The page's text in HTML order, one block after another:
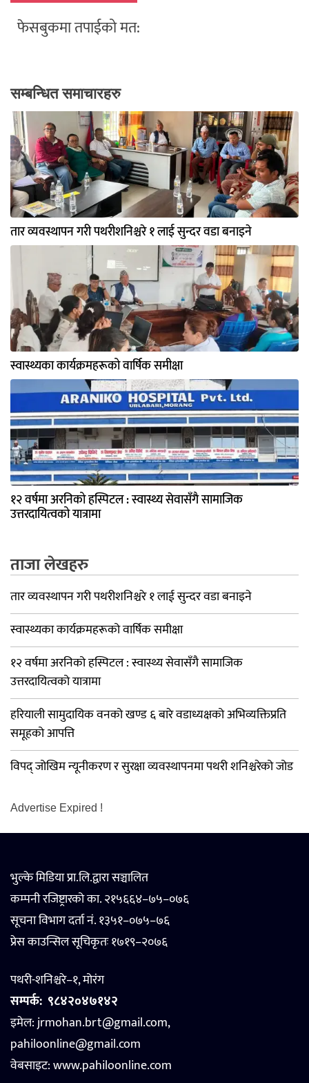
फेसबुकमा तपाईको मत:
सम्बन्धित समाचारहरु
तार व्यवस्थापन गरी पथरीशनिश्चरे १ लाई सुन्दर वडा बनाइने
स्वास्थ्यका कार्यक्रमहरूको वार्षिक समीक्षा
१२ वर्षमा अरनिको हस्पिटल : स्वास्थ्य सेवासँगै सामाजिक
उत्तरदायित्वको यात्रामा
ताजा लेखहरु
तार व्यवस्थापन गरी पथरीशनिश्चरे १ लाई सुन्दर वडा बनाइने
स्वास्थ्यका कार्यक्रमहरूको वार्षिक समीक्षा
१२ वर्षमा अरनिको हस्पिटल : स्वास्थ्य सेवासँगै सामाजिक
उत्तरदायित्वको यात्रामा
हरियाली सामुदायिक वनको खण्ड ६ बारे वडाध्यक्षको अभिव्यक्तिप्रति
समूहको आपत्ति
विपद् जोखिम न्यूनीकरण र सुरक्षा व्यवस्थापनमा पथरी शनिश्चरेको जोड
Advertise Expired !
भुल्के मिडिया प्रा.लि.द्वारा सञ्चालित
कम्पनी रजिष्ट्रारको का. २१५६६४–७५–०७६
सूचना विभाग दर्ता नं. १३५१–०७५–७६
प्रेस काउन्सिल सूचिकृतः १७१९–२०७६
पथरी-शनिश्चरे–१, मोरंग
सम्पर्क: ९८४२०४७१४२
इमेल: jrmohan.brt@gmail.com,
pahiloonline@gmail.com
वेबसाइट:www.pahiloonline.com